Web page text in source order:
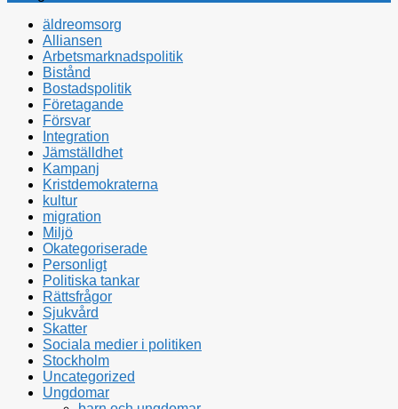
äldreomsorg
Alliansen
Arbetsmarknadspolitik
Bistånd
Bostadspolitik
Företagande
Försvar
Integration
Jämställdhet
Kampanj
Kristdemokraterna
kultur
migration
Miljö
Okategoriserade
Personligt
Politiska tankar
Rättsfrågor
Sjukvård
Skatter
Sociala medier i politiken
Stockholm
Uncategorized
Ungdomar